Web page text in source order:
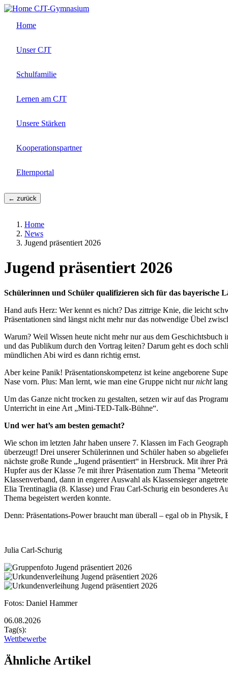
Direkt
Inhalt
CJT-Gymnasium
Home
Unser CJT
Schulfamilie
Lernen am CJT
Unsere Stärken
Kooperationspartner
Elternportal
← zurück
Home
News
Jugend präsentiert 2026
Jugend präsentiert 2026
Textkörper
Schülerinnen und Schüler qualifizieren sich für das bayerische
Hand aufs Herz: Wer kennt es nicht? Das zittrige Knie, die leicht
Präsentationen sind längst nicht mehr nur das notwendige Übel
Warum? Weil Wissen heute nicht mehr nur aus dem
und das Publikum durch den Vortrag leiten? Darum geht es doch
mündlichen Abi wird es dann richtig ernst.
Aber keine Panik! Präsentationskompetenz ist keine angeborene
Nase vorn. Plus: Man lernt, wie man eine Gruppe nicht nurnicht
Um das Ganze nicht trocken zu gestalten, setzen wir auf das
Unterricht in eine Art „Mini-TED-Talk-Bühne“.
Und wer hat’s am besten gemacht?
Wie schon im letzten Jahr haben unsere 7. Klassen im Fach
überzeugt! Drei unserer Schülerinnen und Schüler haben so
nächste große Runde „Jugend präsentiert“ in Hersbruck. Mit ihrer
Hupfer aus der Klasse 7e mit ihrer Präsentation zum Thema
Klassenverband, dann in engerer Auswahl als Klassensieger
Elia Trentinaglia (8. Klasse) und Frau Carl-Schurig ein besonderes
Thema begeistert werden konnte.
Denn: Präsentations-Power braucht man überall – egal ob in
Julia Carl-Schurig
Rasterbild
Zusätzliche Bilder
Image
Image
Bildunterschrift
Fotos: Daniel Hammer
06.08.2026
Tag(s):
Wettbewerbe
Ähnliche Artikel